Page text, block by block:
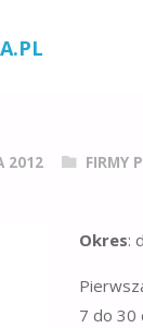
2012 FIRMY
Okres:
7 do 30